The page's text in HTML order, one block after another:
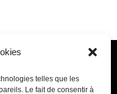
telles que les
Le fait de consentir à